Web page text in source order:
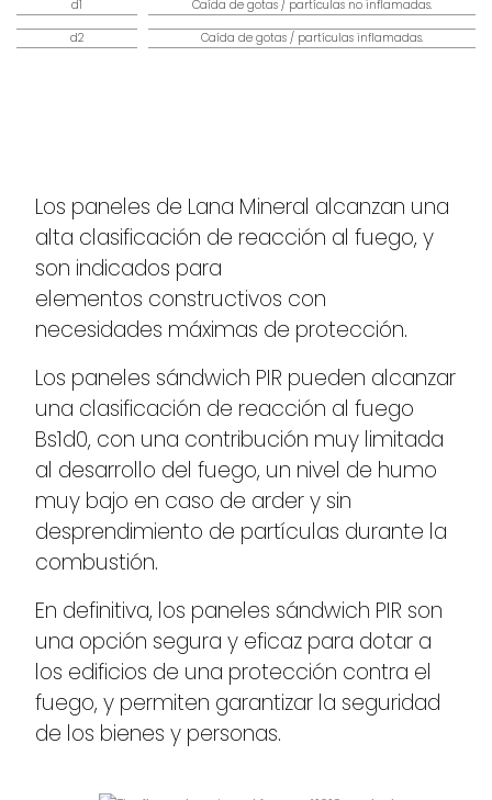
d1
d2
Caída de gotas / partículas no inflamadas.
Caída de gotas / partículas inflamadas.
Los paneles de Lana Mineral alcanzan una
alta clasificación de reacción al fuego, y
son indicados para
elementos constructivos con
necesidades máximas de protección.
Los paneles sándwich PIR pueden alcanzar
una clasificación de reacción al fuego
Bs1d0, con una contribución muy limitada
al desarrollo del fuego, un nivel de humo
muy bajo en caso de arder y sin
desprendimiento de partículas durante la
combustión.
En definitiva, los paneles sándwich PIR son
una opción segura y eficaz para dotar a
los edificios de una protección contra el
fuego, y permiten garantizar la seguridad
de los bienes y personas.